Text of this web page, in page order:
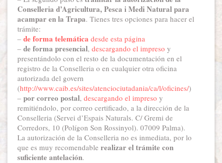
Conselleria d’Agricultura, Pesca i Medi Natural para
acampar en la Trapa. Tienes tres opciones para hacer el
trámite:
– de forma telemática desde esta página
– de forma presencial, descargando el impreso y
presentándolo con el resto de la documentación en el
registro de la Conselleria o en cualquier otra oficina
autorizada del govern
(http://www.caib.es/sites/atenciociutadania/ca/l/oficines/)
– por correo postal, descargando el impreso y
remitiéndolo, por correo certificado, a la dirección de la
Conselleria (Servei d’Espais Naturals. C/ Gremi de
Corredors, 10 (Polígon Son Rossinyol). 07009 Palma).
La autorización de la Conselleria no es inmediata, por lo
que es muy recomendable realizar el trámite con
suficiente antelación.